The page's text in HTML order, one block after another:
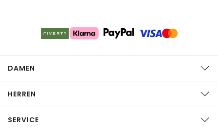
DAMEN
HERREN
SERVICE